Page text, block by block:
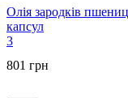
Олія зародків
капсул
3
801 грн